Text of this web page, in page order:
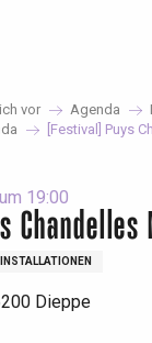
vor Agenda
[Festival] Puys
19:00
Dieppe